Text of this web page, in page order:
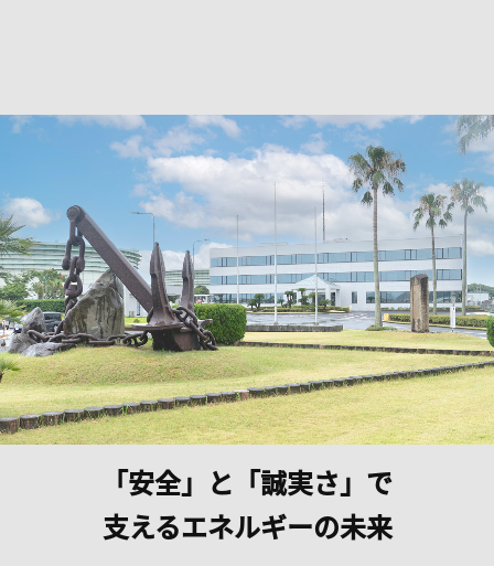
採用メッセージ
仕事内容
スタッフインタビュー
福利厚生・研修制度等
社員の見る景色
「安全」と「誠実さ」で
支えるエネルギーの未来